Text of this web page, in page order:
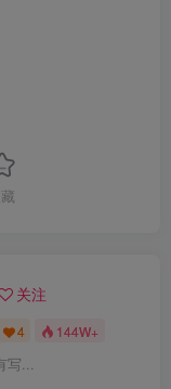
关注
4 144W+
写...